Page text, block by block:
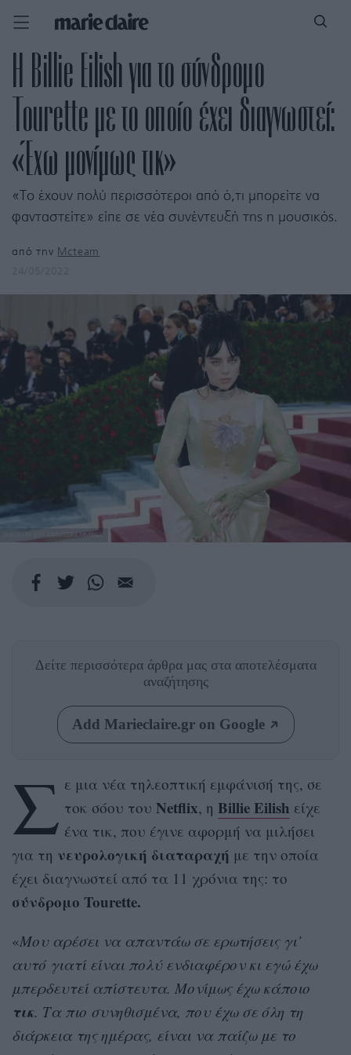
Η Billie Eilish για το σύνδρομο
Tourette με το οποίο έχει διαγνωστεί:
«Έχω μονίμως τικ»
«Το έχουν πολύ περισσότεροι από ό,τι μπορείτε να
φανταστείτε» είπε σε νέα συνέντευξή της η μουσικός.
από την Mcteam
PHOTO BY JEFF KRAVITZ/FILMMAGIC
Δείτε περισσότερα άρθρα μας στα αποτελέσματα
αναζήτησης
Add Marieclaire.gr on Google
Σ ε μια νέα τηλεοπτική εμφάνισή της, σε
τοκ σόου του Netflix, η Billie Eilish είχε
ένα τικ, που έγινε αφορμή να μιλήσει
για τη νευρολογική διαταραχή με την οποία
έχει διαγνωστεί από τα 11 χρόνια της: το
σύνδρομο Tourette.
«Μου αρέσει να απαντάω σε ερωτήσεις γι’
αυτό γιατί είναι πολύ ενδιαφέρον κι εγώ έχω
μπερδευτεί απίστευτα. Μονίμως έχω κάποιο
τικ. Τα πιο συνηθισμένα, που έχω σε όλη τη
διάρκεια της ημέρας, είναι να παίζω με το